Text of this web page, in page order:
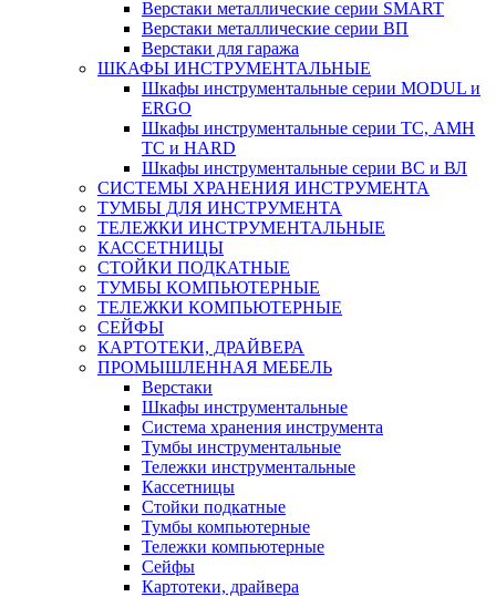
Верстаки металлические серии SMART
Верстаки металлические серии ВП
Верстаки для гаража
ШКАФЫ ИНСТРУМЕНТАЛЬНЫЕ
Шкафы инструментальные серии MODUL и
ERGO
Шкафы инструментальные серии ТС, АМН
ТС и HARD
Шкафы инструментальные серии ВС и ВЛ
СИСТЕМЫ ХРАНЕНИЯ ИНСТРУМЕНТА
ТУМБЫ ДЛЯ ИНСТРУМЕНТА
ТЕЛЕЖКИ ИНСТРУМЕНТАЛЬНЫЕ
КАССЕТНИЦЫ
СТОЙКИ ПОДКАТНЫЕ
ТУМБЫ КОМПЬЮТЕРНЫЕ
ТЕЛЕЖКИ КОМПЬЮТЕРНЫЕ
СЕЙФЫ
КАРТОТЕКИ, ДРАЙВЕРА
ПРОМЫШЛЕННАЯ МЕБЕЛЬ
Верстаки
Шкафы инструментальные
Система хранения инструмента
Тумбы инструментальные
Тележки инструментальные
Кассетницы
Стойки подкатные
Тумбы компьютерные
Тележки компьютерные
Сейфы
Картотеки, драйвера